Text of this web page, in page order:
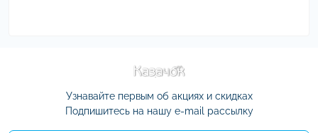
Узнавайте первым об акциях и скидках
Подпишитесь на нашу e-mail рассылку